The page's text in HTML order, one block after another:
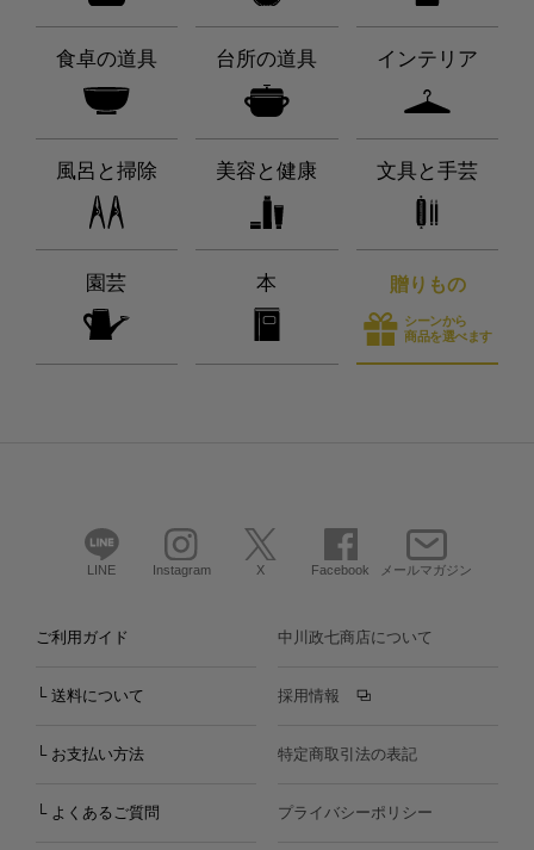
食卓の道具 台所の道具 インテリア
風呂と掃除 美容と健康 文具と手芸
園芸 本 贈りもの
シーンから
商品を選べます
LINE Instagram X Facebook メールマガジン
ご利用ガイド
└ 送料について
└ お支払い方法
└ よくあるご質問
中川政七商店について
採用情報
特定商取引法の表記
プライバシーポリシー